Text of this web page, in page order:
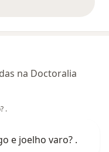
acima
na Doctoralia
.
e joelho varo? .